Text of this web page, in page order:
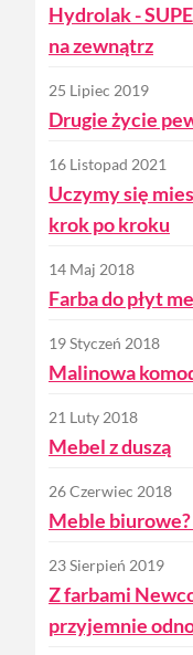
Hydrolak -
na zewnątrz
25 Lipiec 2019
Drugie życie
16 Listopad 2021
Uczymy się
krok po kroku
14 Maj 2018
Farba do płyt
19 Styczeń 2018
Malinowa
21 Luty 2018
Mebel z duszą
26 Czerwiec 2018
Meble
23 Sierpień 2019
Z farbami
przyjemnie